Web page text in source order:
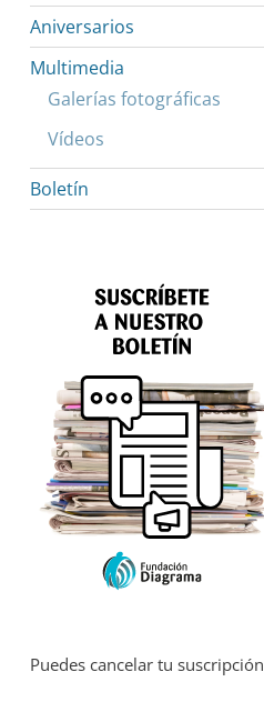
Aniversarios
Multimedia
Galerías fotográficas
Vídeos
Boletín
Puedes cancelar tu suscripción